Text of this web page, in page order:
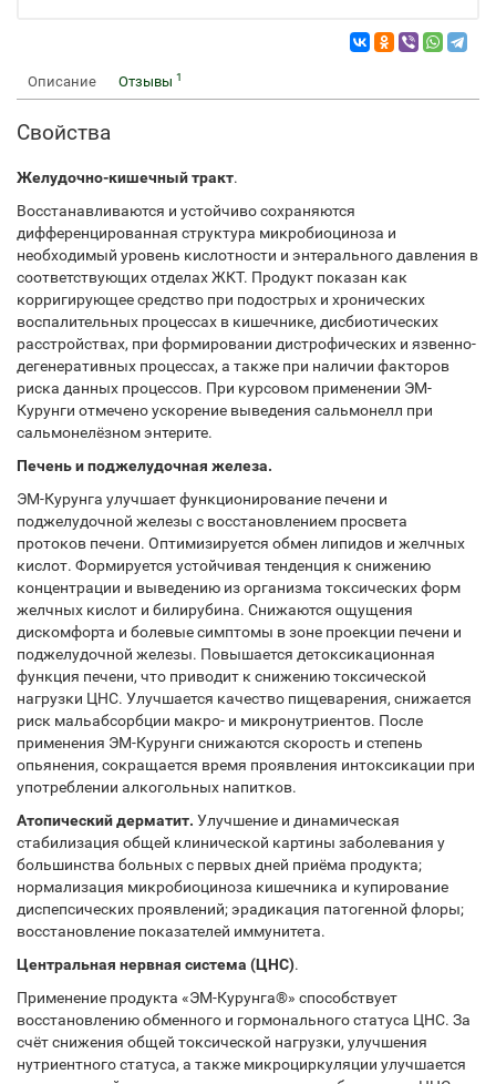
Описание Отзывы 1
Свойства
Желудочно-кишечный тракт.
Восстанавливаются и устойчиво сохраняются
дифференцированная структура микробиоциноза и
необходимый уровень кислотности и энтерального давления в
соответствующих отделах ЖКТ. Продукт показан как
корригирующее средство при подострых и хронических
воспалительных процессах в кишечнике, дисбиотических
расстройствах, при формировании дистрофических и язвенно-
дегенеративных процессах, а также при наличии факторов
риска данных процессов. При курсовом применении ЭМ-
Курунги отмечено ускорение выведения сальмонелл при
сальмонелёзном энтерите.
Печень и поджелудочная железа.
ЭМ-Курунга улучшает функционирование печени и
поджелудочной железы с восстановлением просвета
протоков печени. Оптимизируется обмен липидов и желчных
кислот. Формируется устойчивая тенденция к снижению
концентрации и выведению из организма токсических форм
желчных кислот и билирубина. Снижаются ощущения
дискомфорта и болевые симптомы в зоне проекции печени и
поджелудочной железы. Повышается детоксикационная
функция печени, что приводит к снижению токсической
нагрузки ЦНС. Улучшается качество пищеварения, снижается
риск мальабсорбции макро- и микронутриентов. После
применения ЭМ-Курунги снижаются скорость и степень
опьянения, сокращается время проявления интоксикации при
употреблении алкогольных напитков.
Атопический дерматит. Улучшение и динамическая
стабилизация общей клинической картины заболевания у
большинства больных с первых дней приёма продукта;
нормализация микробиоциноза кишечника и купирование
диспепсических проявлений; эрадикация патогенной флоры;
восстановление показателей иммунитета.
Центральная нервная система (ЦНС).
Применение продукта «ЭМ-Курунга®» способствует
восстановлению обменного и гормонального статуса ЦНС. За
счёт снижения общей токсической нагрузки, улучшения
нутриентного статуса, а также микроциркуляции улучшается